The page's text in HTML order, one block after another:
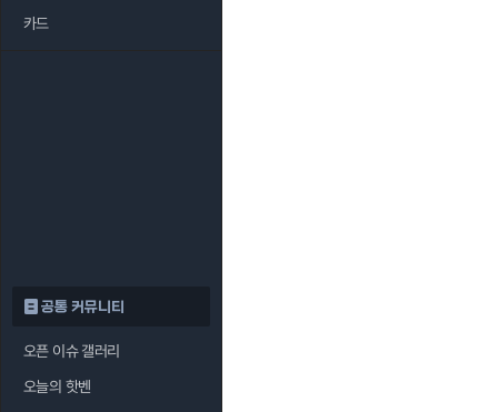
카드
공통 커뮤니티
오픈 이슈 갤러리
오늘의 핫벤